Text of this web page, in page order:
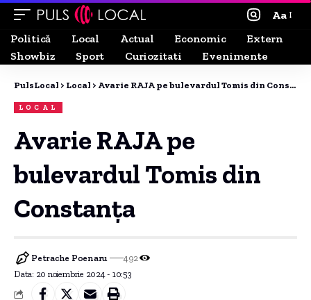
Aa
Politică
Local Actual Economic
Extern
Showbiz
Sport Curiozitati Evenimente
PulsLocal > Local > Avarie RAJA pe bulevardul Tomis din Constanța
LOCAL
Avarie RAJA pe
bulevardul Tomis din
Constanța
Data: 20 noiembrie 2024 - 10:53
Petrache Poenaru 492